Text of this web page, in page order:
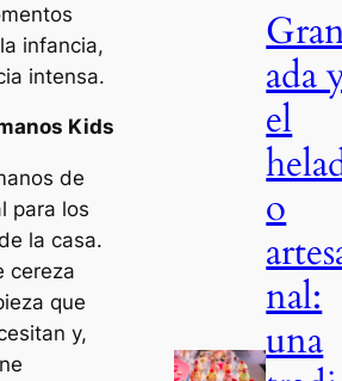
infancia,
intensa.
Kids
de
para los
la casa.
cereza
que
y,
ada
el
o
nal:
una